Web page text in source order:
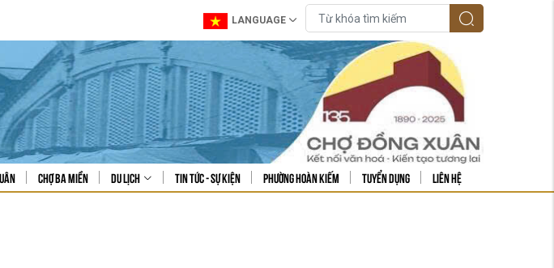
LANGUAGE
Chợ Ba Miền Du lịch Tin tức - sự kiện Phường Hoàn Kiếm Tuyển dụng Liên hệ